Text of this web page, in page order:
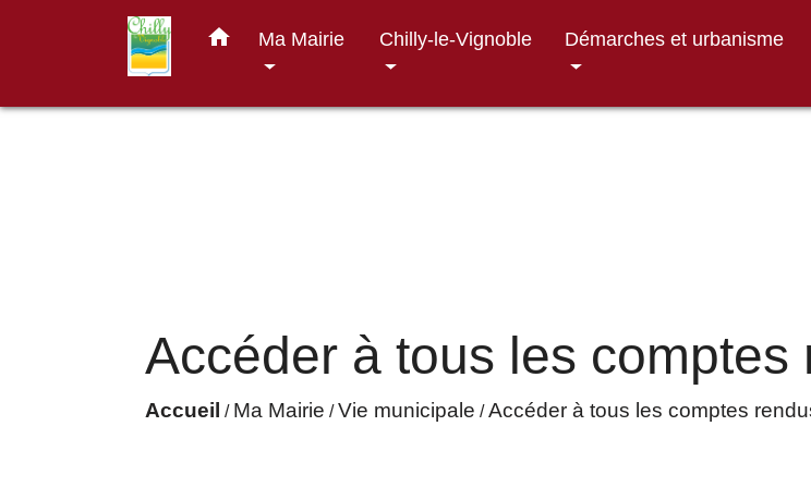
home Ma Mairie Chilly-le-Vignoble Démarches et urbanisme
Accéder à tous les
Accueil / Ma Mairie /Vie municipale /Accéder à tous les comptes